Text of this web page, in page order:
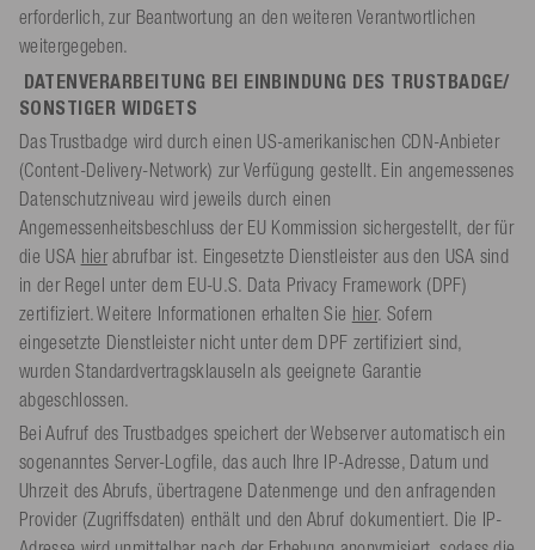
erforderlich, zur Beantwortung an den weiteren Verantwortlichen
weitergegeben.
DATENVERARBEITUNG BEI EINBINDUNG DES TRUSTBADGE/
SONSTIGER WIDGETS
Das Trustbadge wird durch einen US-amerikanischen CDN-Anbieter
(Content-Delivery-Network) zur Verfügung gestellt. Ein angemessenes
Datenschutzniveau wird jeweils durch einen
Angemessenheitsbeschluss der EU Kommission sichergestellt, der für
die USA hierabrufbar ist. Eingesetzte Dienstleister aus den USA sind
in der Regel unter dem EU-U.S. Data Privacy Framework (DPF)
zertifiziert. Weitere Informationen erhalten Sie hier. Sofern
eingesetzte Dienstleister nicht unter dem DPF zertifiziert sind,
wurden Standardvertragsklauseln als geeignete Garantie
abgeschlossen.
Bei Aufruf des Trustbadges speichert der Webserver automatisch ein
sogenanntes Server-Logfile, das auch Ihre IP-Adresse, Datum und
Uhrzeit des Abrufs, übertragene Datenmenge und den anfragenden
Provider (Zugriffsdaten) enthält und den Abruf dokumentiert. Die IP-